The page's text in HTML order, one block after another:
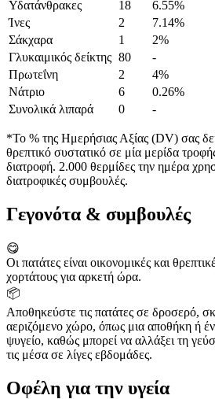
Υδατάνθρακες
18
6.55%
Ίνες
2
7.14%
Σάκχαρα
1
2%
Γλυκαιμικός δείκτης 80
-
Πρωτεΐνη
2
4%
Νάτριο
6
0.26%
Συνολικά λιπαρά
0 -
*Το % της Ημερήσιας Αξίας (DV) σας
θρεπτικό συστατικό σε μία μερίδα
διατροφή. 2.000 θερμίδες την ημέρα
διατροφικές συμβουλές.
Γεγονότα & συμβουλές
😋
Οι πατάτες είναι οικονομικές και
χορτάτους για αρκετή ώρα.
📦
Αποθηκεύστε τις πατάτες σε δροσερό,
αεριζόμενο χώρο, όπως μια αποθήκη ή
ψυγείο, καθώς μπορεί να αλλάξει τη
τις μέσα σε λίγες εβδομάδες.
Οφέλη για την υγεία